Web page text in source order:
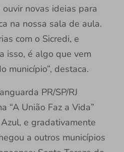
novas ideias para
na nossa sala de aula.
com o Sicredi, e
isso, é algo que vem
município”, destaca.
PR/SP/RJ
“A União Faz a Vida”
e gradativamente
a outros municípios